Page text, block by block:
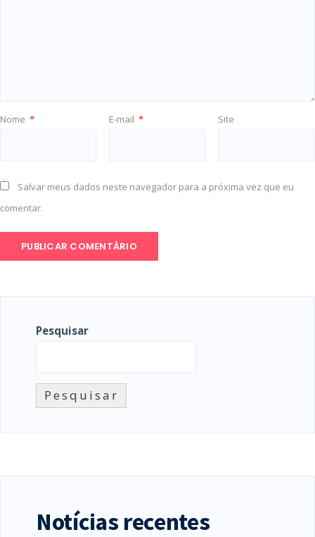
Nome * E-mail * Site
Salvar meus dados neste navegador para a próxima vez que eu
comentar.
Pesquisar
Pesquisar
Notícias recentes